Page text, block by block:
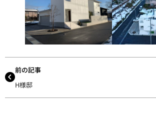
前の記事
H様邸